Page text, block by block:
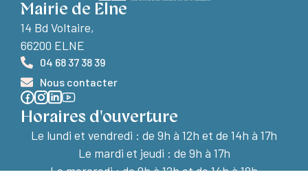
Mairie de Elne
14 Bd Voltaire,
66200 ELNE
04 68 37 38 39
Nous contacter
Horaires d'ouverture
Le lundi et vendredi : de 9h à 12h et de 14h à 17h
Le mardi et jeudi : de 9h à 17h
Le mercredi : de 9h à 12h et de 14h à 18h